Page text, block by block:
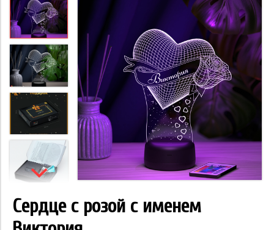
Сердце с розой с именем